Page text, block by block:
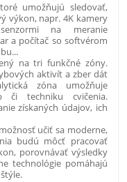
umožňujú sledovať,
výkon, napr. 4K kamery
na meranie
a počítač so softvérom
na tri funkčné zóny.
aktivít a zber dát
zóna umožňuje
či techniku cvičenia.
získaných údajov, ich
učiť sa moderne,
budú môcť pracovať
porovnávať výsledky
technológie pomáhajú